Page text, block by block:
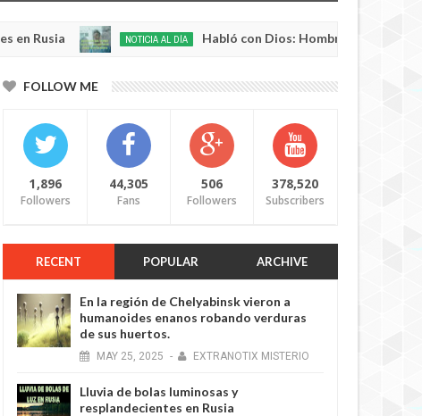
20250
NOTICIA AL DÍA Habló con Dios: Hombre en Francia volvió a la
FOLLOW ME
1,896
Followers
44,305
Fans
506
Followers
378,520
Subscribers
RECENT POPULAR ARCHIVE
En la región de Chelyabinsk vieron a
humanoides enanos robando verduras
de sus huertos.
MAY 25, 2025 - EXTRANOTIX MISTERIO
Lluvia de bolas luminosas y
resplandecientes en Rusia